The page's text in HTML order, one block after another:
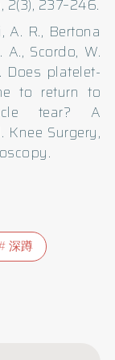
237–246.
A. R., Bertona
Scordo, W.
Does platelet-
to return to
tear? A
Surgery,
深蹲